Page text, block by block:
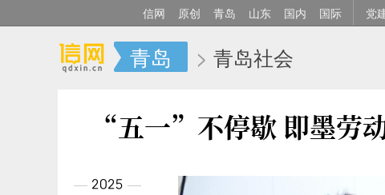
信网 原创 青岛 山东 国内 国际 党
青岛 > 青岛社会
“五一”不停歇 即墨劳
2025